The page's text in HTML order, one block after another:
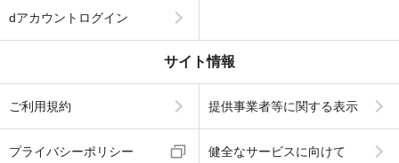
dアカウントログイン
サイト情報
ご利用規約 提供事業者等に関する表示
プライバシーポリシー 健全なサービスに向けて